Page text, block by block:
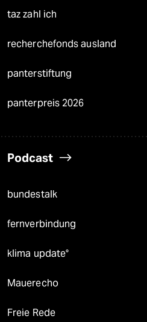
taz zahl ich
recherchefonds ausland
panterstiftung
panterpreis 2026
Podcast
bundestalk
fernverbindung
klima update°
Mauerecho
Freie Rede